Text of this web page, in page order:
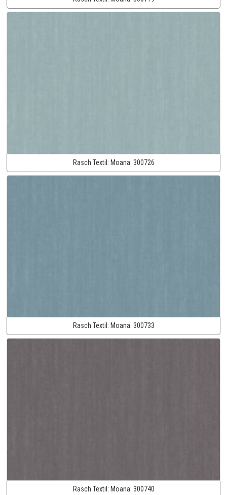
Rasch Textil: Moana: 300726
Rasch Textil: Moana: 300733
Rasch Textil: Moana: 300740